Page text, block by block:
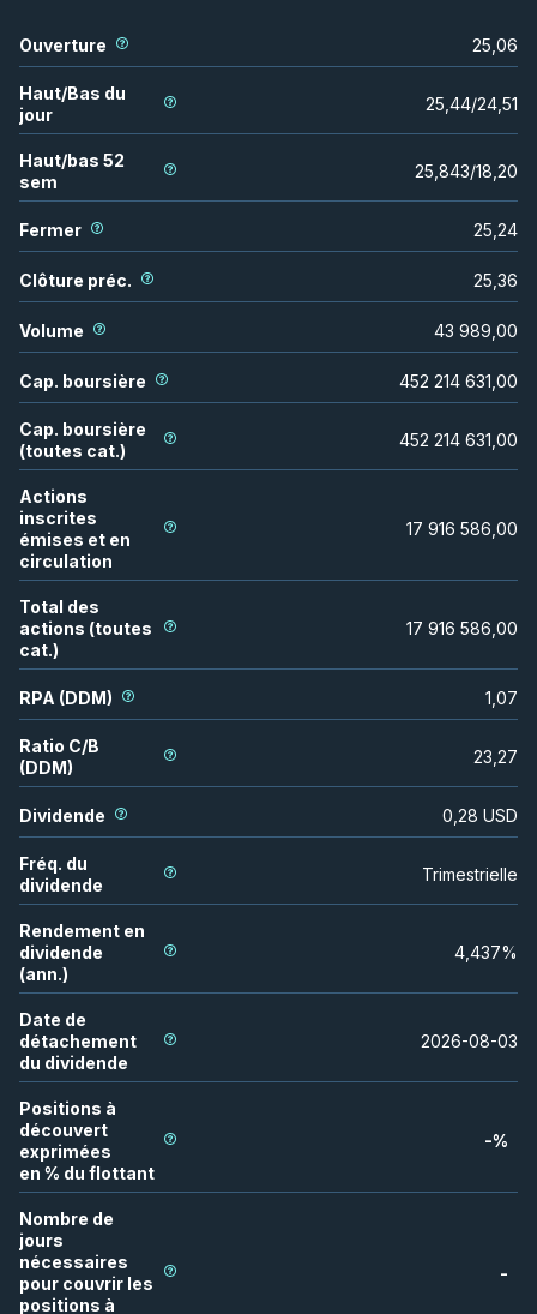
Ouverture 25,06
Haut/Bas du
jour
25,44/24,51
Haut/bas 52
sem
25,843/18,20
Fermer 25,24
Clôture préc. 25,36
Volume 43 989,00
Cap. boursière 452 214 631,00
Cap. boursière
(toutes cat.)
452 214 631,00
Actions
inscrites
émises et en
circulation
17 916 586,00
Total des
actions (toutes
cat.)
17 916 586,00
RPA (DDM) 1,07
Ratio C/B
(DDM)
23,27
Dividende 0,28 USD
Fréq. du
dividende
Trimestrielle
Rendement en
dividende
(ann.)
4,437%
Date de
détachement
du dividende
2026-08-03
Positions à
découvert
exprimées
en % du flottant
-%
Nombre de
jours
nécessaires
pour couvrir les
positions à
-